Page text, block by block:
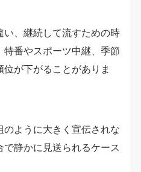
、継続して流すための時
番やスポーツ中継、季節
が下がることがありま
のように大きく宣伝されな
静かに見送られるケース